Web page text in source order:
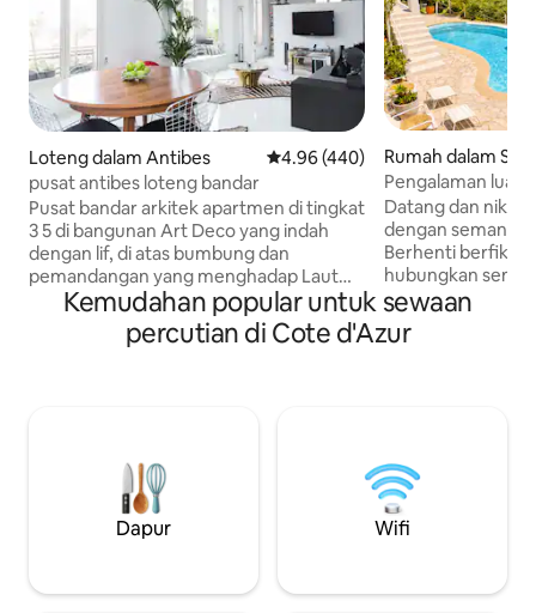
Loteng dalam Antibes Penarafan purata 4.96 daripada
4.96 (440)
pusat antibes loteng bandar
Pusat bandar arkitek apartmen di tingkat
3 5 di bangunan Art Deco yang indah
dengan lif, di atas bumbung dan
pemandangan yang menghadap Laut
Mediterranean......! "Ruang terbuka" ini
dengan tujuh fenètres menghadap ke
selatan balkoni dan menawarkan
mana musim. Bilik mandi mozaique,
dihiasi dengan "langit hujan" dan bangku
di "Itali" beliau boleh mandi untuk
berehat selepas seharian bersiar-siar
hidangan kecil yang baik.... peralatan
Rumah dalam
Pengalaman luar
Estérel # Kolam
Datang dan
dengan
Berhenti berfikir
hubungkan
anda dengan
dan laut. Terletak
Petite Léontine
menawarkan
pemandangan
subur dan
Kemudahan popular untuk sewaan
percutian di Cote d'Azur
Dapur Wifi